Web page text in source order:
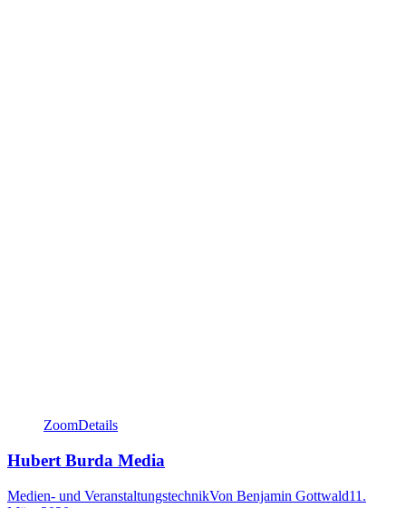
ZoomDetails
Hubert Burda Media
Medien- und VeranstaltungstechnikVon Benjamin Gottwald11.